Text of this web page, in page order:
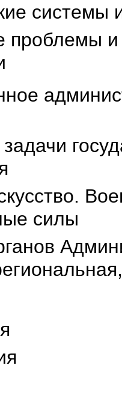
системы
проблемы и
силы